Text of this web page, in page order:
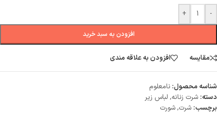
-
+
افزودن به سبد خرید
مقایسه افزودن به علاقه مندی
شناسه محصول: نامعلوم
دسته: شرت زنانه, لباس زیر
برچسب: شرت,شورت